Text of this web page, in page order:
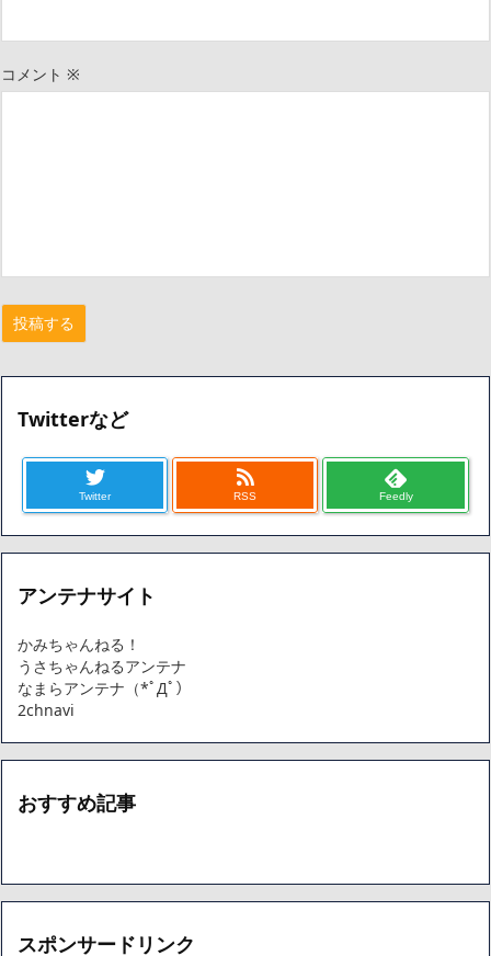
コメント ※
Twitterなど
Twitter RSS Feedly
アンテナサイト
かみちゃんねる！
うさちゃんねるアンテナ
なまらアンテナ（*ﾟДﾟ）
2chnavi
おすすめ記事
スポンサードリンク